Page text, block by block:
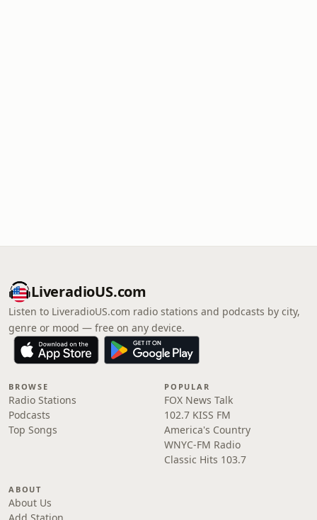
LiveradioUS.com
Listen to LiveradioUS.com radio stations and podcasts by city,
genre or mood — free on any device.
BROWSE
Radio Stations
Podcasts
Top Songs
POPULAR
FOX News Talk
102.7 KISS FM
America's Country
WNYC-FM Radio
Classic Hits 103.7
ABOUT
About Us